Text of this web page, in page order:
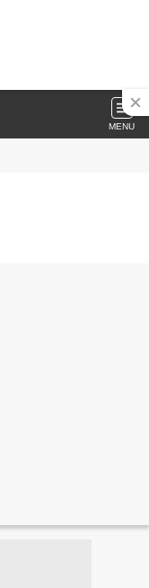
MENU